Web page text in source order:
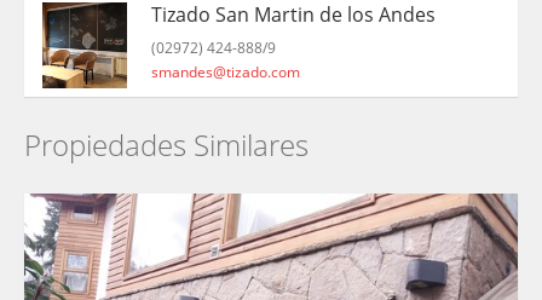
Tizado San Martin de los Andes
(02972) 424-888/9
smandes@tizado.com
Propiedades Similares